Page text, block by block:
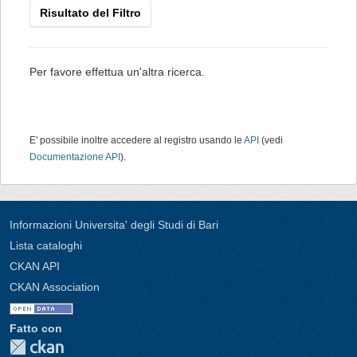
Risultato del Filtro
Per favore effettua un'altra ricerca.
E' possibile inoltre accedere al registro usando le API (vedi
Documentazione API ).
Informazioni Universita' degli Studi di Bari
Lista cataloghi
CKAN API
CKAN Association
Fatto con